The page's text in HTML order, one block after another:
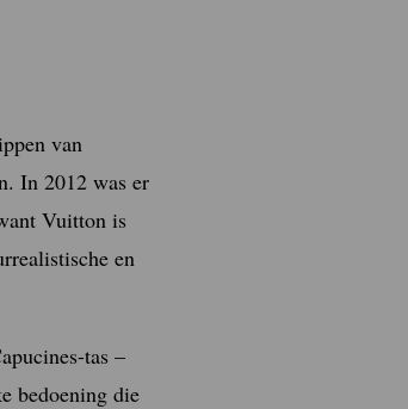
van
In 2012 was er
Vuitton is
en
tas –
bedoening die